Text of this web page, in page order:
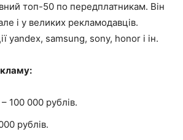
топ-50 по передплатникам. Він
і у великих рекламодавців.
yandex, samsung, sony, honor і ін.
100 000 рублів.
рублів.